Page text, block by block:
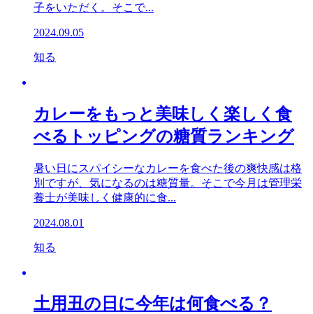
子をいただく。そこで...
2024.09.05
知る
カレーをもっと美味しく楽しく食
べるトッピングの糖質ランキング
暑い日にスパイシーなカレーを食べた後の爽快感は格
別ですが、気になるのは糖質量。そこで今月は管理栄
養士が美味しく健康的に食...
2024.08.01
知る
土用丑の日に今年は何食べる？